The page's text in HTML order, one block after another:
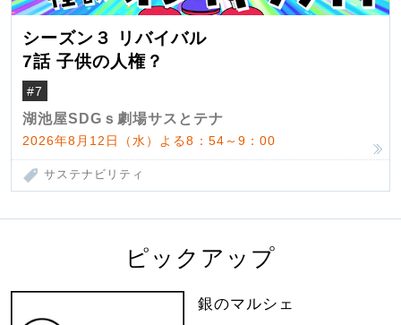
シーズン３ リバイバル
7話 子供の人権？
#7
湖池屋SDGｓ劇場サスとテナ
2026年8月12日（水）よる8：54～9：00
サステナビリティ
ピックアップ
銀のマルシェ